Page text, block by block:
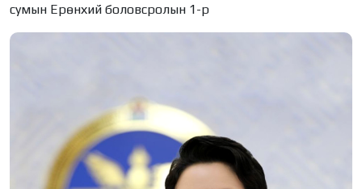
сумын Ерөнхий боловсролын 1-р